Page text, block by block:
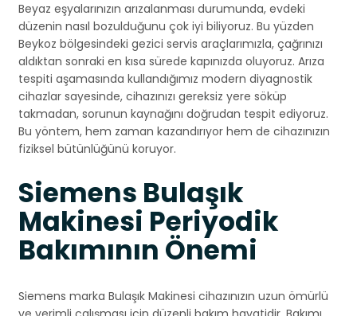
Beyaz eşyalarınızın arızalanması durumunda, evdeki
düzenin nasıl bozulduğunu çok iyi biliyoruz. Bu yüzden
Beykoz bölgesindeki gezici servis araçlarımızla, çağrınızı
aldıktan sonraki en kısa sürede kapınızda oluyoruz. Arıza
tespiti aşamasında kullandığımız modern diyagnostik
cihazlar sayesinde, cihazınızı gereksiz yere söküp
takmadan, sorunun kaynağını doğrudan tespit ediyoruz.
Bu yöntem, hem zaman kazandırıyor hem de cihazınızın
fiziksel bütünlüğünü koruyor.
Siemens Bulaşık
Makinesi Periyodik
Bakımının Önemi
Siemens marka Bulaşık Makinesi cihazınızın uzun ömürlü